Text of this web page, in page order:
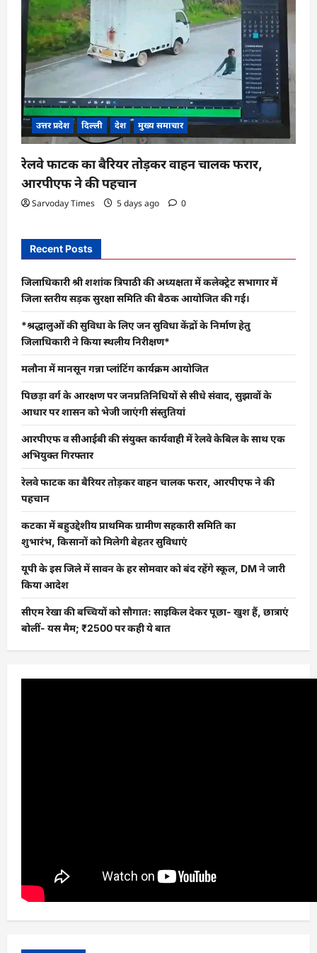
उत्तर प्रदेश दिल्ली देश मुख्य समाचार
रेलवे फाटक का बैरियर तोड़कर वाहन चालक फरार,
आरपीएफ ने की पहचान
Sarvoday Times 5 days ago 0
Recent Posts
जिलाधिकारी श्री शशांक त्रिपाठी की अध्यक्षता में कलेक्ट्रेट सभागार में
जिला स्तरीय सड़क सुरक्षा समिति की बैठक आयोजित की गई।
*श्रद्धालुओं की सुविधा के लिए जन सुविधा केंद्रों के निर्माण हेतु
जिलाधिकारी ने किया स्थलीय निरीक्षण*
मलौना में मानसून गन्ना प्लांटिंग कार्यक्रम आयोजित
पिछड़ा वर्ग के आरक्षण पर जनप्रतिनिधियों से सीधे संवाद, सुझावों के
आधार पर शासन को भेजी जाएंगी संस्तुतियां
आरपीएफ व सीआईबी की संयुक्त कार्यवाही में रेलवे केबिल के साथ एक
अभियुक्त गिरफ्तार
रेलवे फाटक का बैरियर तोड़कर वाहन चालक फरार, आरपीएफ ने की
पहचान
कटका में बहुउद्देशीय प्राथमिक ग्रामीण सहकारी समिति का
शुभारंभ, किसानों को मिलेगी बेहतर सुविधाएं
यूपी के इस जिले में सावन के हर सोमवार को बंद रहेंगे स्कूल, DM ने जारी
किया आदेश
सीएम रेखा की बच्चियों को सौगात: साइकिल देकर पूछा- खुश हैं, छात्राएं
बोलीं- यस मैम; ₹2500 पर कही ये बात